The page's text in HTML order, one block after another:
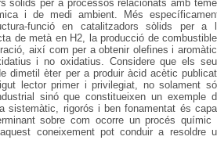
sòlids per a processos relacionats amb
i de medi ambient. Més
funció en catalitzadors sòlids per a
de metà en H2, la producció de
així com per a obtenir olefines i
i no oxidatius. Considere que els
dimetil èter per a produir àcid acètic
lector primer i privilegiat, no solament
sinó que constitueixen un exemple
sistemàtic, rigorós i ben fonamentat és
sobre com ocorre un procés químic
coneixement pot conduir a resoldre